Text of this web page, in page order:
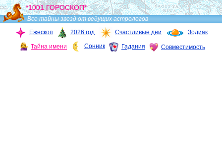
*1001 ГОРОСКОП*
Все тайны звезд от ведущих астрологов
Ежескоп
2026 год Счастливые дни Зодиак
Тайна имени Сонник Гадания Совместимость